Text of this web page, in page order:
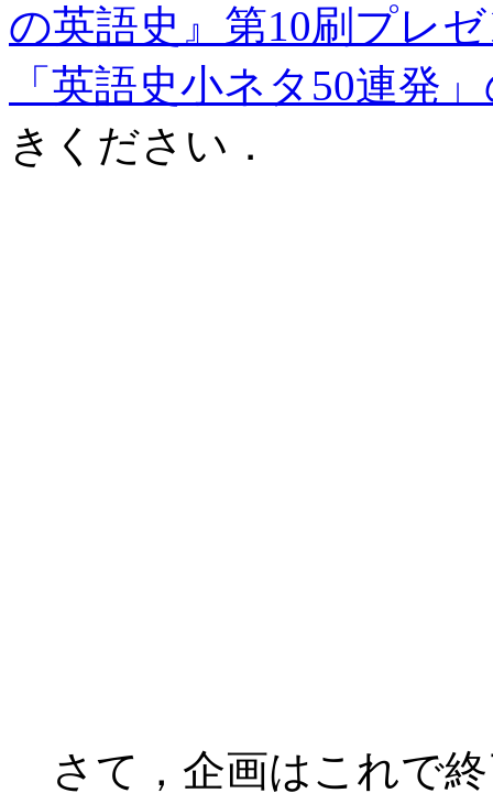
の英語史』第10刷プレ
「英語史小ネタ50連発
きください．
さて，企画はこれで